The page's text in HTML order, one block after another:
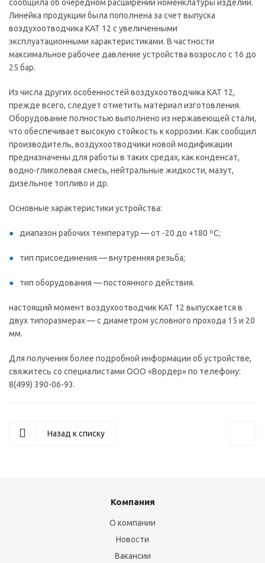
сообщила об очередном расширении номенклатуры изделий.
Линейка продукции была пополнена за счет выпуска
воздухоотводчика КАТ 12 с увеличенными
эксплуатационными характеристиками. В частности
максимальное рабочее давление устройства возросло с 16 до
25 бар.
Из числа других особенностей воздухоотводчика КАТ 12,
прежде всего, следует отметить материал изготовления.
Оборудование полностью выполнено из нержавеющей стали,
что обеспечивает высокую стойкость к коррозии. Как сообщил
производитель, воздухоотводчики новой модификации
предназначены для работы в таких средах, как конденсат,
водно-гликолевая смесь, нейтральные жидкости, мазут,
дизельное топливо и др.
Основные характеристики устройства:
диапазон рабочих температур — от -20 до +180 ºC;
тип присоединения — внутренняя резьба;
тип оборудования — постоянного действия.
настоящий момент воздухоотводчик КАТ 12 выпускается в
двух типоразмерах — с диаметром условного прохода 15 и 20
мм.
Для получения более подробной информации об устройстве,
свяжитесь со специалистами ООО «Вордер» по телефону:
8(499) 390-06-93.
Назад к списку
Компания
О компании
Новости
Вакансии